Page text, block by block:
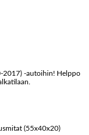
2017) -autoihin! Helppo
(55x40x20)